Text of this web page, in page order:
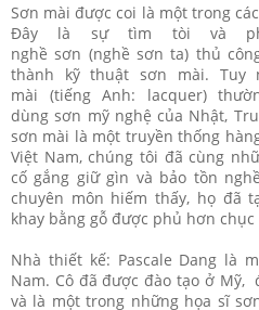
Sơn mài được coi là một trong
Đây là sự tìm tòi và
nghề sơn (nghề sơn ta) thủ
thành kỹ thuật sơn mài. Tuy
mài (tiếng Anh: lacquer)
dùng sơn mỹ nghệ của Nhật,
sơn mài là một truyền thống
Việt Nam, chúng tôi đã cùng
cố gắng giữ gìn và bảo tồn
chuyên môn hiếm thấy, họ đã
khay bằng gỗ được phủ hơn
Nhà thiết kế: Pascale Dang là
Nam. Cô đã được đào tạo ở
và là một trong những họa sĩ